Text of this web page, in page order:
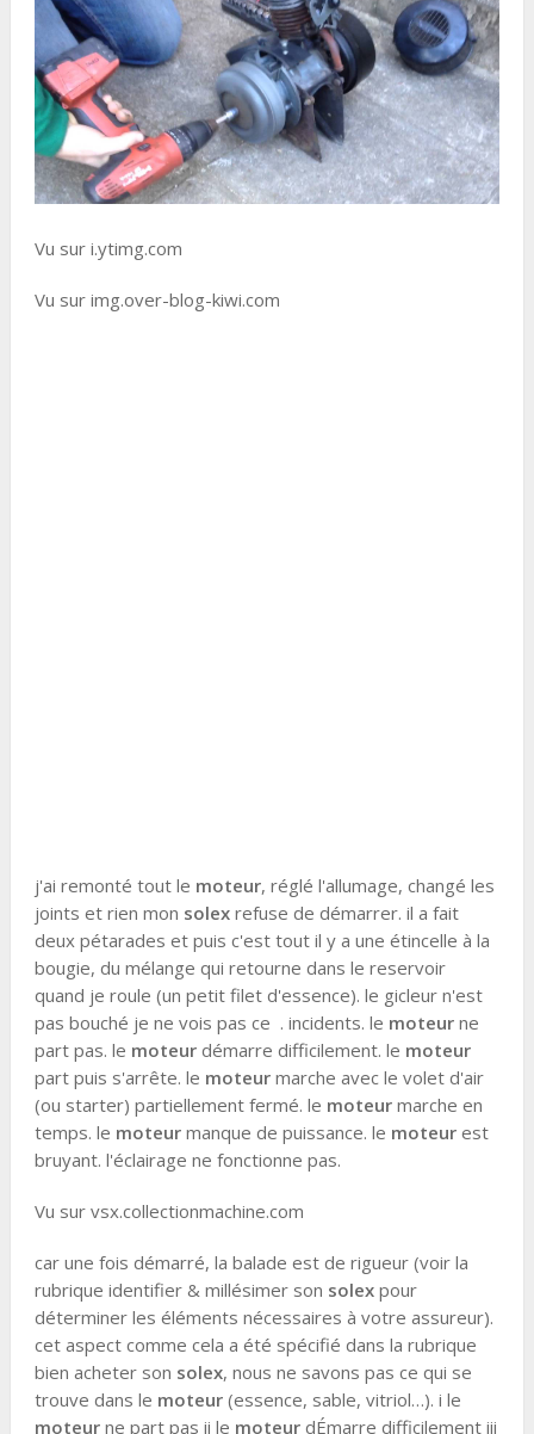
Vu sur i.ytimg.com
Vu sur img.over-blog-kiwi.com
j'ai remonté tout le moteur, réglé l'allumage, changé les
joints et rien mon solexrefuse de démarrer. il a fait
deux pétarades et puis c'est tout il y a une étincelle à la
bougie, du mélange qui retourne dans le reservoir
quand je roule (un petit filet d'essence). le gicleur n'est
pas bouché je ne vois pas ce . incidents. le moteurne
part pas. le moteurdémarre difficilement. le moteur
part puis s'arrête. le moteurmarche avec le volet d'air
(ou starter) partiellement fermé. le moteurmarche en
temps. le moteurmanque de puissance. le moteurest
bruyant. l'éclairage ne fonctionne pas.
Vu sur vsx.collectionmachine.com
car une fois démarré, la balade est de rigueur (voir la
rubrique identifier & millésimer son solexpour
déterminer les éléments nécessaires à votre assureur).
cet aspect comme cela a été spécifié dans la rubrique
bien acheter son solex, nous ne savons pas ce qui se
trouve dans le moteur(essence, sable, vitriol…). i le
moteurne part pas ii le moteurdÉmarre difficilement iii